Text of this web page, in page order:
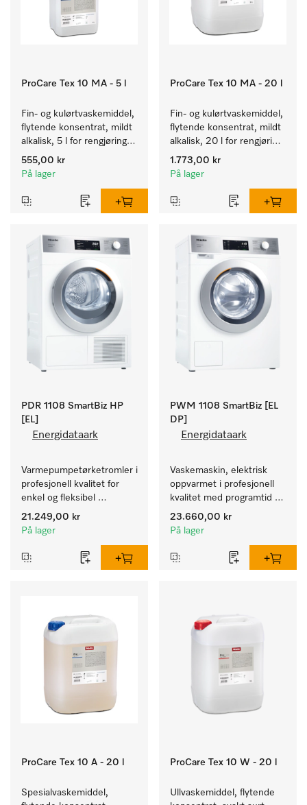
ProCare Tex 10 MA - 5 l
Fin- og kulørtvaskemiddel,
flytende konsentrat, mildt
alkalisk, 5 l for rengjøring
av kulørte og ømfintlige
tekstiler.
555,00 kr
På lager
ProCare Tex 10 MA - 20 l
Fin- og kulørtvaskemiddel,
flytende konsentrat, mildt
alkalisk, 20 l for rengjøring
av kulørte og ømfintlige
tekstiler.
1.773,00 kr
På lager
PDR 1108 SmartBiz HP
[EL]
Energidataark
Varmepumpetørketromler i
profesjonell kvalitet for
enkel og fleksibel
montering uten
utluftningsrør.
21.249,00 kr
På lager
PWM 1108 SmartBiz [EL
DP]
Energidataark
Vaskemaskin, elektrisk
oppvarmet i profesjonell
kvalitet med programtid
på 79 min, for enkel
oppstilling.
23.660,00 kr
På lager
ProCare Tex 10 A - 20 l
Spesialvaskemiddel,
ProCare Tex 10 W - 20 l
Ullvaskemiddel, flytende